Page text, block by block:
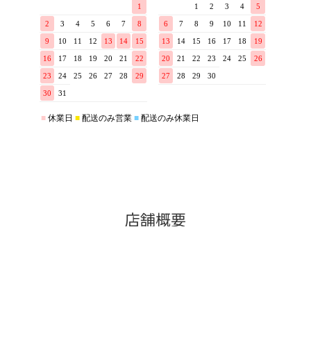
店舗概要